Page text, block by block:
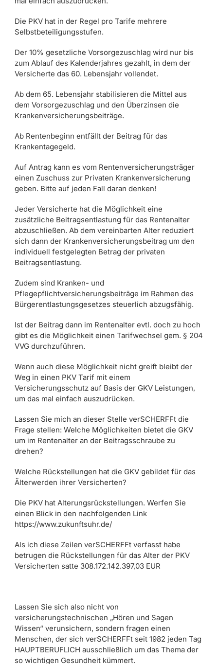
Die PKV hat in der Regel pro Tarife mehrere
Selbstbeteiligungsstufen.
Der 10% gesetzliche Vorsorgezuschlag wird nur bis
zum Ablauf des Kalenderjahres gezahlt, in dem der
Versicherte das 60. Lebensjahr vollendet.
Ab dem 65. Lebensjahr stabilisieren die Mittel aus
dem Vorsorgezuschlag und den Überzinsen die
Krankenversicherungsbeiträge.
Ab Rentenbeginn entfällt der Beitrag für das
Krankentagegeld.
Auf Antrag kann es vom Rentenversicherungsträger
einen Zuschuss zur Privaten Krankenversicherung
geben. Bitte auf jeden Fall daran denken!
Jeder Versicherte hat die Möglichkeit eine
zusätzliche Beitragsentlastung für das Rentenalter
abzuschließen. Ab dem vereinbarten Alter reduziert
sich dann der Krankenversicherungsbeitrag um den
individuell festgelegten Betrag der privaten
Beitragsentlastung.
Zudem sind Kranken- und
Pflegepflichtversicherungsbeiträge im Rahmen des
Bürgerentlastungsgesetzes steuerlich abzugsfähig.
Ist der Beitrag dann im Rentenalter evtl. doch zu hoch
gibt es die Möglichkeit einen Tarifwechsel gem. § 204
VVG durchzuführen.
Wenn auch diese Möglichkeit nicht greift bleibt der
Weg in einen PKV Tarif mit einem
Versicherungsschutz auf Basis der GKV Leistungen,
um das mal einfach auszudrücken.
Lassen Sie mich an dieser Stelle verSCHERFFt die
Frage stellen: Welche Möglichkeiten bietet die GKV
um im Rentenalter an der Beitragsschraube zu
drehen?
Welche Rückstellungen hat die GKV gebildet für das
Älterwerden ihrer Versicherten?
Die PKV hat Alterungsrückstellungen. Werfen Sie
einen Blick in den nachfolgenden Link
https://www.zukunftsuhr.de/
Als ich diese Zeilen verSCHERFFt verfasst habe
betrugen die Rückstellungen für das Alter der PKV
Versicherten satte 308.172.142.397,03 EUR
Lassen Sie sich also nicht von
versicherungstechnischen „Hören und Sagen
Wissen“ verunsichern, sondern fragen einen
Menschen, der sich verSCHERFFt seit 1982 jeden Tag
HAUPTBERUFLICH ausschließlich um das Thema der
so wichtigen Gesundheit kümmert.